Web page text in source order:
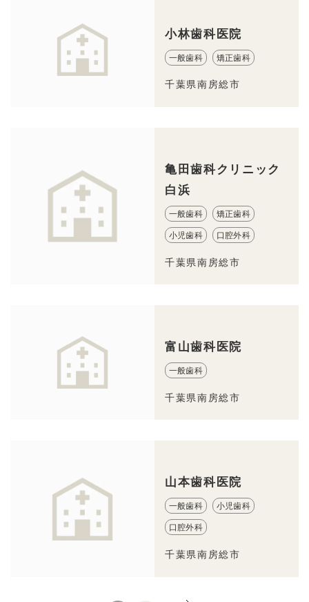
小林歯科医院
一般歯科 矯正歯科
千葉県南房総市
亀田歯科クリニック
白浜
一般歯科 矯正歯科
小児歯科 口腔外科
千葉県南房総市
富山歯科医院
一般歯科
千葉県南房総市
山本歯科医院
一般歯科 小児歯科
口腔外科
千葉県南房総市